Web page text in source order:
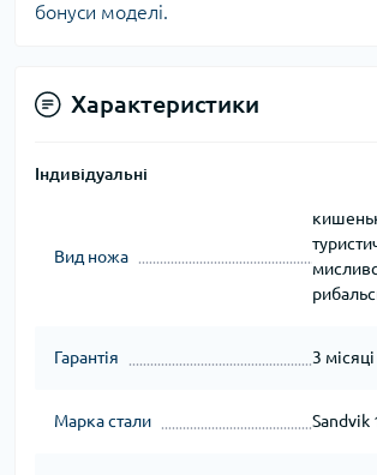
бонуси моделі.
Характеристики
Індивідуальні
Вид ножа
Гарантія 3 місяці
Марка стали Sandvik